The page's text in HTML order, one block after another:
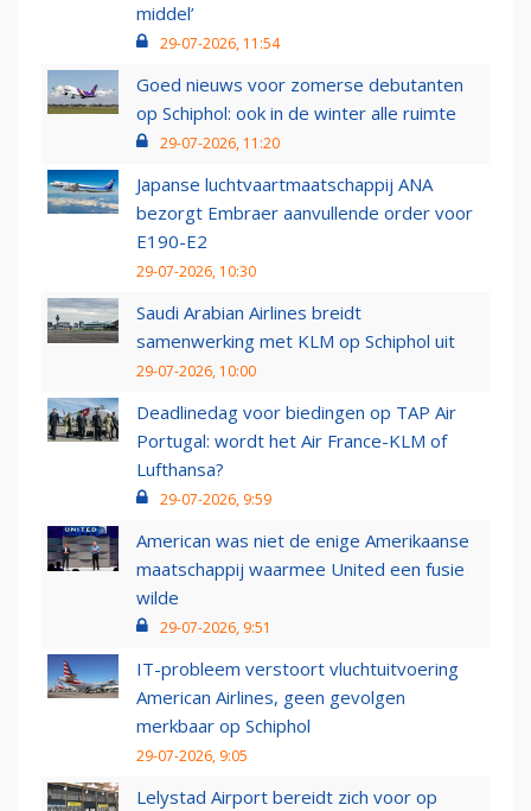
middel’
29-07-2026, 11:54
Goed nieuws voor zomerse debutanten
op Schiphol: ook in de winter alle ruimte
29-07-2026, 11:20
Japanse luchtvaartmaatschappij ANA
bezorgt Embraer aanvullende order voor
E190-E2
29-07-2026, 10:30
Saudi Arabian Airlines breidt
samenwerking met KLM op Schiphol uit
29-07-2026, 10:00
Deadlinedag voor biedingen op TAP Air
Portugal: wordt het Air France-KLM of
Lufthansa?
29-07-2026, 9:59
American was niet de enige Amerikaanse
maatschappij waarmee United een fusie
wilde
29-07-2026, 9:51
IT-probleem verstoort vluchtuitvoering
American Airlines, geen gevolgen
merkbaar op Schiphol
29-07-2026, 9:05
Lelystad Airport bereidt zich voor op